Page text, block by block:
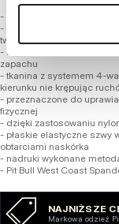
- anatomiczne dopasowanie
- termoaktywne i
twojej skóry, powodując
- szybkoschnący materiał
zapachu
- tkanina z systemem 4-
kierunku nie krępując
- przeznaczone do
fizycznej
- dzięki zastosowaniu
- płaskie elastyczne szwy
obtarciami naskórka
- nadruki wykonane
- Pit Bull West Coast
NAJNIŻSZE
Markowa odzież